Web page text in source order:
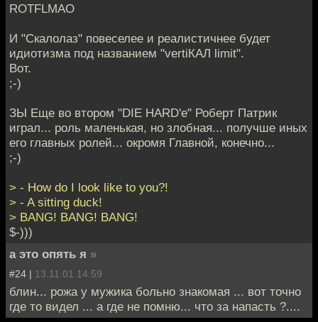
ROTFLMAO
И "Скалолаз" повеселее и реалистичнее будет
идиотизма под названием "vertiКАЛ limit".
Вот.
;-)
ЗЫ Еще во втором "DIE HARD'е" Роберт Патрик
играл... роль маленькая, но злобная... получше иных
его главных ролей... окромя Главной, конечно...
;-)
> - How do I look like to you?!
> - A sitting duck!
> BANG! BANG! BANG!
$-)))
а это опять я »
#24 | 13.11.01 14:59
блин... рожа у мужика больно знакомая ... вот точно
где то видел ... а где не помню... что за напасть ?....